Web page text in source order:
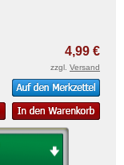
4,99 €
zzgl. Versand